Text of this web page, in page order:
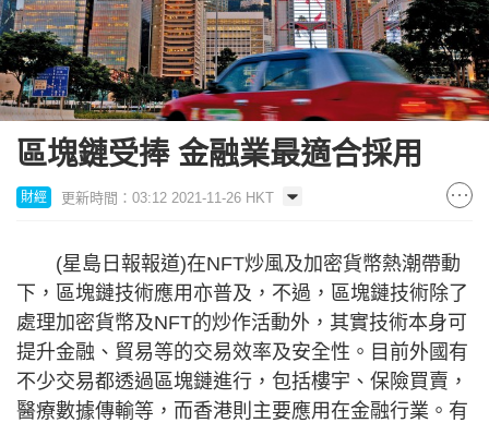
區塊鏈受捧 金融業最適合採用
財經 更新時間：03:12 2021-11-26 HKT
(星島日報報道)在NFT炒風及加密貨幣熱潮帶動
下，區塊鏈技術應用亦普及，不過，區塊鏈技術除了
處理加密貨幣及NFT的炒作活動外，其實技術本身可
提升金融、貿易等的交易效率及安全性。目前外國有
不少交易都透過區塊鏈進行，包括樓宇、保險買賣，
醫療數據傳輸等，而香港則主要應用在金融行業。有